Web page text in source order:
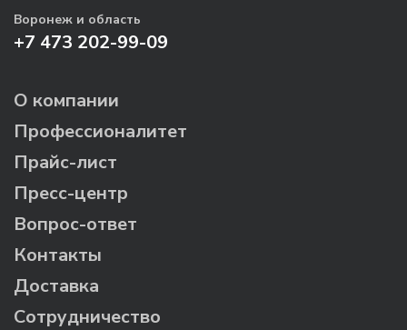
Воронеж и область
+7 473 202-99-09
О компании
Профессионалитет
Прайс-лист
Пресс-центр
Вопрос-ответ
Контакты
Доставка
Сотрудничество